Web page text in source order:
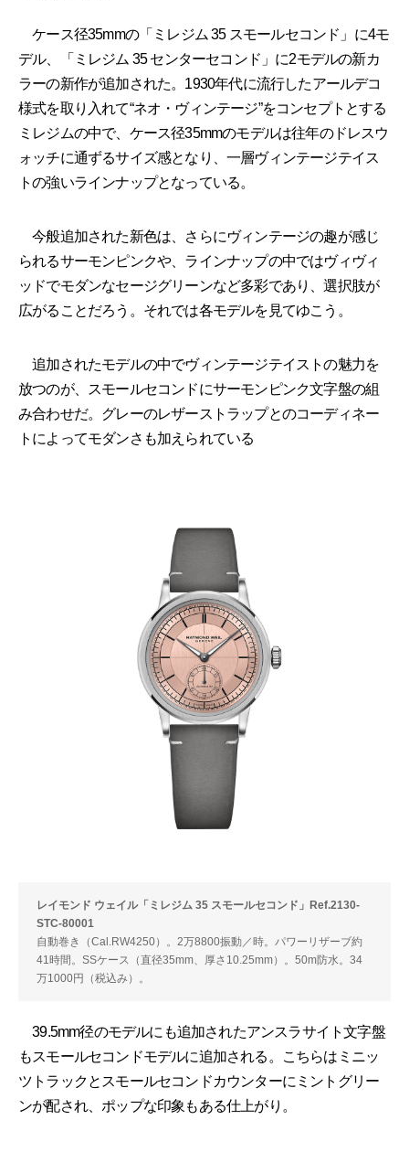
ケース径35mmの「ミレジム 35 スモールセコンド」に4モ
デル、「ミレジム 35 センターセコンド」に2モデルの新カ
ラーの新作が追加された。1930年代に流行したアールデコ
様式を取り入れて“ネオ・ヴィンテージ”をコンセプトとする
ミレジムの中で、ケース径35mmのモデルは往年のドレスウ
ォッチに通ずるサイズ感となり、一層ヴィンテージテイス
トの強いラインナップとなっている。
今般追加された新色は、さらにヴィンテージの趣が感じ
られるサーモンピンクや、ラインナップの中ではヴィヴィ
ッドでモダンなセージグリーンなど多彩であり、選択肢が
広がることだろう。それでは各モデルを見てゆこう。
追加されたモデルの中でヴィンテージテイストの魅力を
放つのが、スモールセコンドにサーモンピンク文字盤の組
み合わせだ。グレーのレザーストラップとのコーディネー
トによってモダンさも加えられている
レイモンド ウェイル「ミレジム 35 スモールセコンド」Ref.2130-
STC-80001
自動巻き（Cal.RW4250）。2万8800振動／時。パワーリザーブ約
41時間。SSケース（直径35mm、厚さ10.25mm）。50m防水。34
万1000円（税込み）。
39.5mm径のモデルにも追加されたアンスラサイト文字盤
もスモールセコンドモデルに追加される。こちらはミニッ
ツトラックとスモールセコンドカウンターにミントグリー
ンが配され、ポップな印象もある仕上がり。